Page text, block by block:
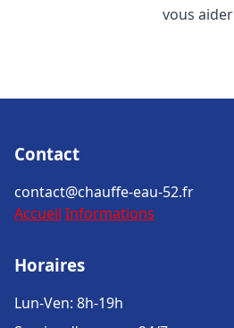
vous aider
Contact
contact@chauffe-eau-52.fr
Accueil Informations
Horaires
Lun-Ven: 8h-19h